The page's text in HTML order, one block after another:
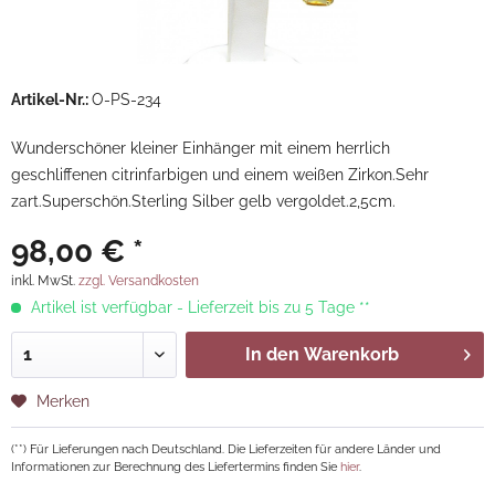
Artikel-Nr.:O-PS-234
Wunderschöner kleiner Einhänger mit einem herrlich
geschliffenen citrinfarbigen und einem weißen Zirkon.Sehr
zart.Superschön.Sterling Silber gelb vergoldet.2,5cm.
98,00 € *
inkl. MwSt. zzgl. Versandkosten
Artikel ist verfügbar - Lieferzeit bis zu 5 Tage **
In den Warenkorb
Merken
(**) Für Lieferungen nach Deutschland. Die Lieferzeiten für andere Länder und
Informationen zur Berechnung des Liefertermins finden Sie hier.